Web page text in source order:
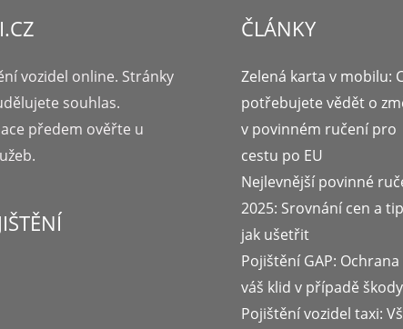
vozidel online. Stránky
souhlas.
předem ověřte u
ČLÁNKY
Zelená karta v mobilu:
potřebujete vědět o
v povinném ručení pro
cestu po EU
Nejlevnější povinné
2025: Srovnání cen a
jak ušetřit
Pojištění GAP:
váš klid v případě škody
Pojištění vozidel taxi: